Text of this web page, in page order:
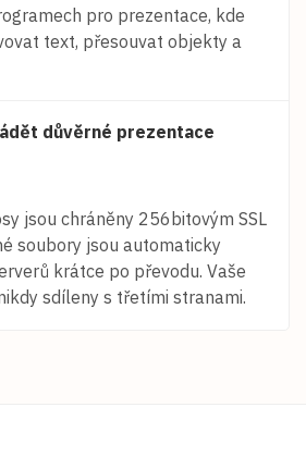
pro prezentace, kde
text, přesouvat objekty a
důvěrné prezentace
jsou chráněny 256bitovým SSL
soubory jsou automaticky
krátce po převodu. Vaše
sdíleny s třetími stranami.